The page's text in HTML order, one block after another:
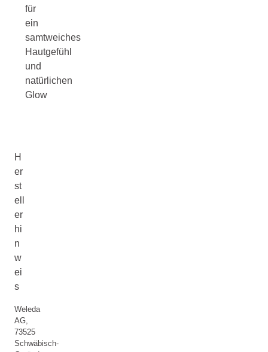
für
ein
samtweiches
Hautgefühl
und
natürlichen
Glow
H
er
st
ell
er
hi
n
w
ei
s
Weleda
AG,
73525
Schwäbisch-